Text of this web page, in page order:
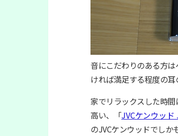
音にこだわりのある方
ければ満足する程度の耳
家でリラックスした時
高い、「JVCケンウッド
のJVCケンウッドでし